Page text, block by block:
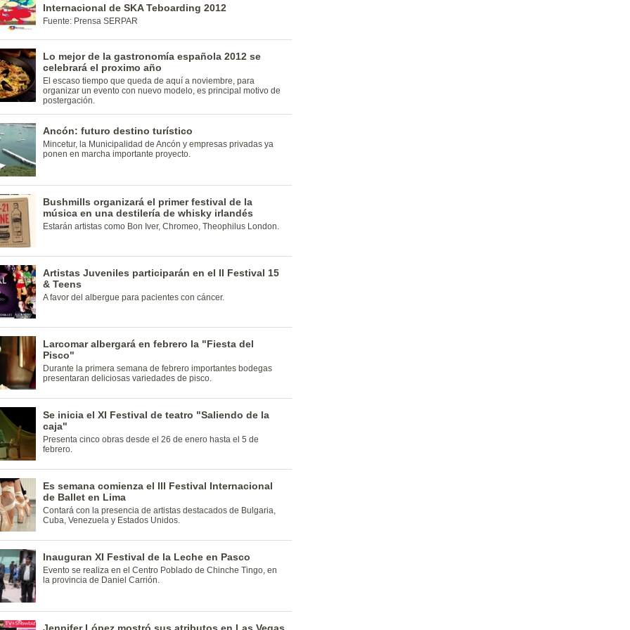
Internacional de SKA Teboarding 2012
Fuente: Prensa SERPAR
Lo mejor de la gastronomía española 2012 se
celebrará el proximo año
El escaso tiempo que queda de aquí a noviembre, para
organizar un evento con nuevo modelo, es principal motivo de
postergación.
Ancón: futuro destino turístico
Mincetur, la Municipalidad de Ancón y empresas privadas ya
ponen en marcha importante proyecto.
Bushmills organizará el primer festival de la
música en una destilería de whisky irlandés
Estarán artistas como Bon Iver, Chromeo, Theophilus London.
Artistas Juveniles participarán en el II Festival 15
& Teens
A favor del albergue para pacientes con cáncer.
Larcomar albergará en febrero la "Fiesta del
Pisco"
Durante la primera semana de febrero importantes bodegas
presentaran deliciosas variedades de pisco.
Se inicia el XI Festival de teatro "Saliendo de la
caja"
Presenta cinco obras desde el 26 de enero hasta el 5 de
febrero.
Es semana comienza el III Festival Internacional
de Ballet en Lima
Contará con la presencia de artistas destacados de Bulgaria,
Cuba, Venezuela y Estados Unidos.
Inauguran XI Festival de la Leche en Pasco
Evento se realiza en el Centro Poblado de Chinche Tingo, en
la provincia de Daniel Carrión.